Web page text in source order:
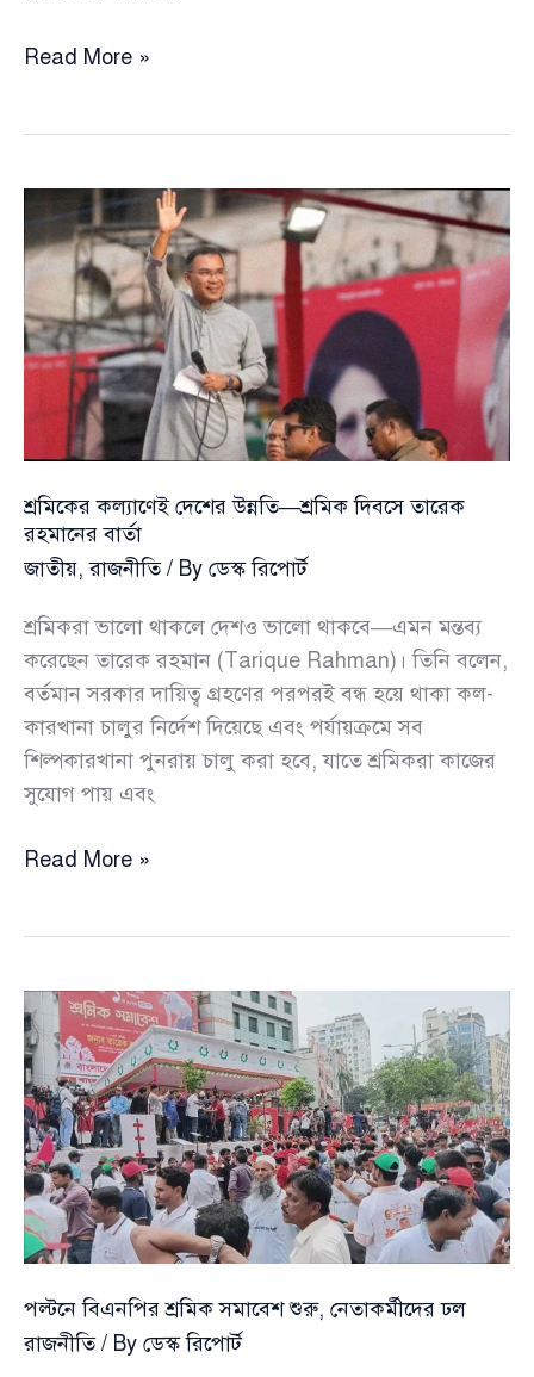
সিলেট
ফিরলেন
প্রধানমন্ত্রী
তারেক
রহমান
Read More »
শ্রমিকের কল্যাণেই দেশের উন্নতি—শ্রমিক দিবসে তারেক
রহমানের বার্তা
জাতীয়,রাজনীতি/ By ডেস্ক রিপোর্ট
শ্রমিকরা ভালো থাকলে দেশও ভালো থাকবে—এমন মন্তব্য
করেছেন তারেক রহমান (Tarique Rahman)। তিনি বলেন,
বর্তমান সরকার দায়িত্ব গ্রহণের পরপরই বন্ধ হয়ে থাকা কল-
কারখানা চালুর নির্দেশ দিয়েছে এবং পর্যায়ক্রমে সব
শিল্পকারখানা পুনরায় চালু করা হবে, যাতে শ্রমিকরা কাজের
সুযোগ পায় এবং
শ্রমিকের
—
শ্রমিক
দিবসে
তারেক
রহমানের
বার্তা
Read More »
পল্টনে বিএনপির শ্রমিক সমাবেশ শুরু, নেতাকর্মীদের ঢল
রাজনীতি/ By ডেস্ক রিপোর্ট